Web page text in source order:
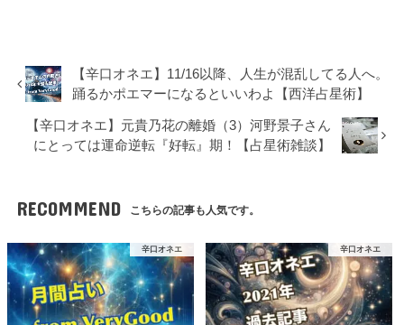
【辛口オネエ】11/16以降、人生が混乱してる人へ。
踊るかポエマーになるといいわよ【西洋占星術】
【辛口オネエ】元貴乃花の離婚（3）河野景子さん
にとっては運命逆転『好転』期！【占星術雑談】
RECOMMEND こちらの記事も人気です。
辛口オネエ 辛口オネエ